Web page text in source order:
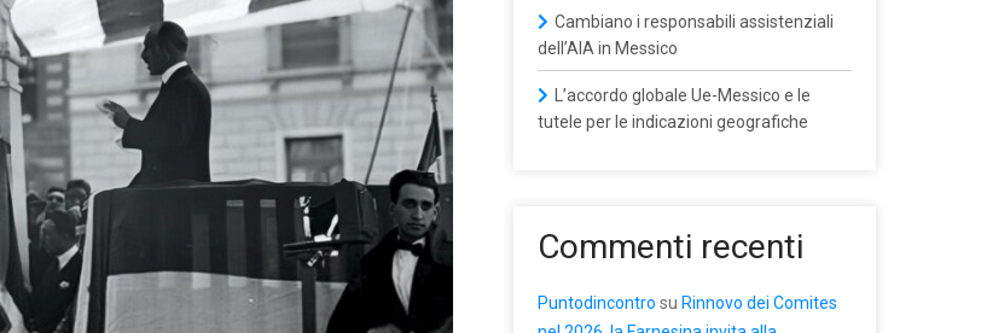
Cambiano i responsabili assistenziali
dell’AIA in Messico
L’accordo globale Ue-Messico e le
tutele per le indicazioni geografiche
Commenti recenti
Puntodincontro su Rinnovo dei Comites